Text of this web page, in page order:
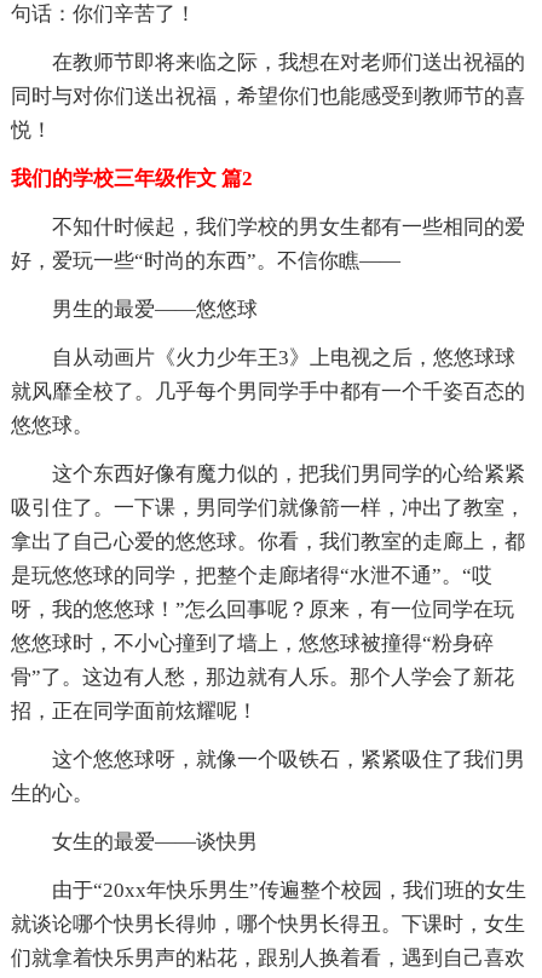
句话：你们辛苦了！
在教师节即将来临之际，我想在对老师们送出祝福的
同时与对你们送出祝福，希望你们也能感受到教师节的喜
悦！
我们的学校三年级作文 篇2
不知什时候起，我们学校的男女生都有一些相同的爱
好，爱玩一些“时尚的东西”。不信你瞧——
男生的最爱——悠悠球
自从动画片《火力少年王3》上电视之后，悠悠球球
就风靡全校了。几乎每个男同学手中都有一个千姿百态的
悠悠球。
这个东西好像有魔力似的，把我们男同学的心给紧紧
吸引住了。一下课，男同学们就像箭一样，冲出了教室，
拿出了自己心爱的悠悠球。你看，我们教室的走廊上，都
是玩悠悠球的同学，把整个走廊堵得“水泄不通”。“哎
呀，我的悠悠球！”怎么回事呢？原来，有一位同学在玩
悠悠球时，不小心撞到了墙上，悠悠球被撞得“粉身碎
骨”了。这边有人愁，那边就有人乐。那个人学会了新花
招，正在同学面前炫耀呢！
这个悠悠球呀，就像一个吸铁石，紧紧吸住了我们男
生的心。
女生的最爱——谈快男
由于“20xx年快乐男生”传遍整个校园，我们班的女生
就谈论哪个快男长得帅，哪个快男长得丑。下课时，女生
们就拿着快乐男声的粘花，跟别人换着看，遇到自己喜欢